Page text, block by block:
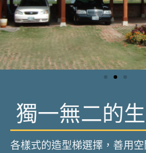
獨一無二的
各樣式的造型梯選擇，善用